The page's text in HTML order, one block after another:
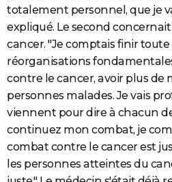
totalement personnel, que je
expliqué. Le second
cancer. "Je comptais finir toute
réorganisations
contre le cancer, avoir plus de
personnes malades. Je vais
viennent pour dire à chacun
continuez mon combat, je
combat contre le cancer est
les personnes atteintes du